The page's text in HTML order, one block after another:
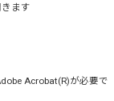
ます
Acrobat(R)が必要で